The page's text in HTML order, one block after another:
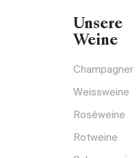
Unsere
Weine
Champagner
Weissweine
Roséweine
Rotweine